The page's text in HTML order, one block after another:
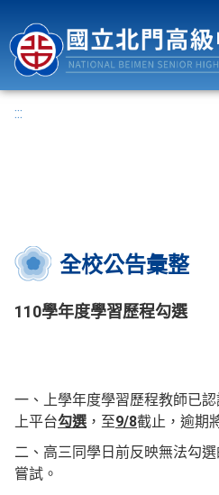
:::
全校公告彙整
110學年度學習歷程勾選
一、上學年度學習歷程教師已
上平台勾選 ，至9/8截止，逾期
二、高三同學日前反映無法勾
嘗試。